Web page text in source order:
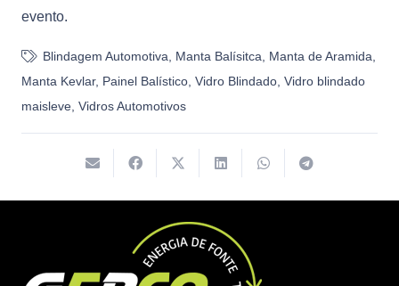
evento.
Blindagem Automotiva Manta Balísitca Manta de Aramida
Manta Kevlar, Painel Balístico Vidro Blindado Vidro blindado
maisleve Vidros Automotivos